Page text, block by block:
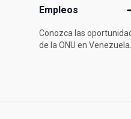
Empleos
Conozca las
de la ONU en Venezuela.